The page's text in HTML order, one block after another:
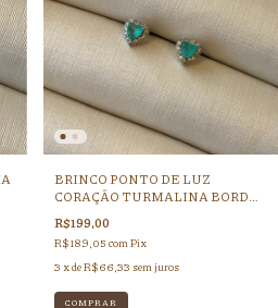
BRINCO PONTO DE LUZ
CORAÇÃO TURMALINA BORDA
ZIRCONIA
R$199,00
R$189,05 comPix
3 x deR$66,33 sem juros